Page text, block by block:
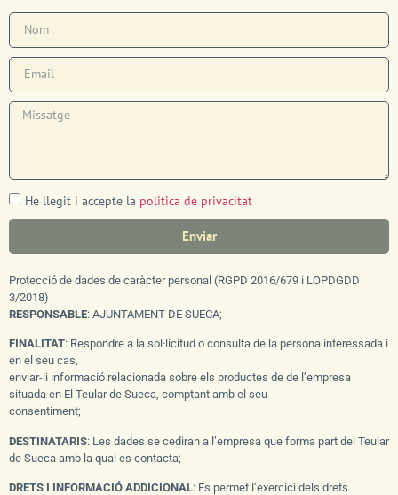
He llegit i accepte la politica de privacitat
Enviar
Protecció de dades de caràcter personal (RGPD 2016/679 i LOPDGDD
3/2018)
RESPONSABLE: AJUNTAMENT DE SUECA;
FINALITAT: Respondre a la sol·licitud o consulta de la persona interessada i
en el seu cas,
enviar-li informació relacionada sobre els productes de de l’empresa
situada en El Teular de Sueca, comptant amb el seu
consentiment;
DESTINATARIS: Les dades se cediran a l’empresa que forma part del Teular
de Sueca amb la qual es contacta;
DRETS I INFORMACIÓ ADDICIONAL: Es permet l’exercici dels drets